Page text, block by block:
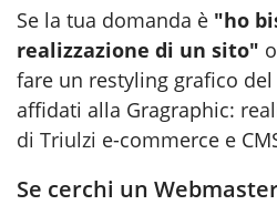
Se la tua domanda è "ho
realizzazione di un sito"
fare un restyling grafico
affidati alla Gragraphic:
di Triulzi e-commerce e
Se cerchi un